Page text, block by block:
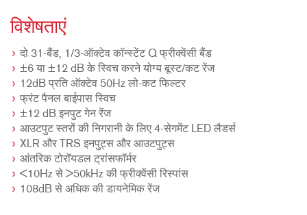
विशेषताएं
दो 31-बैंड, 1/3-ऑक्टेव कॉन्स्टेंट Q फ्रीक्वेंसी बैंड
±6 या ±12 dB के स्विच करने योग्य बूस्ट/कट रेंज
12dB प्रति ऑक्टेव 50Hz लो-कट फिल्टर
फ्रंट पैनल बाईपास स्विच
±12 dB इनपुट गेन रेंज
आउटपुट स्तरों की निगरानी के लिए 4-सेगमेंट LED लैडर्स
XLR और TRS इनपुट्स और आउटपुट्स
आंतरिक टोरॉयडल ट्रांसफॉर्मर
<10Hz से >50kHz की फ्रीक्वेंसी रिस्पांस
108dB से अधिक की डायनेमिक रेंज